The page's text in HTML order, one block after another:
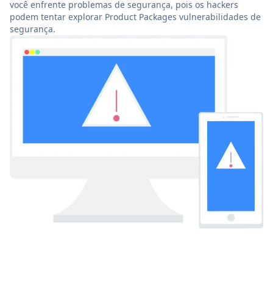
você enfrente problemas de segurança, pois os hackers
podem tentar explorar Product Packages vulnerabilidades de
segurança.